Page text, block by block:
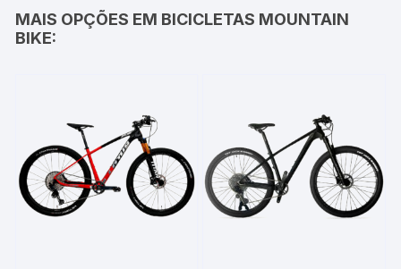
MAIS OPÇÕES EM BICICLETAS MOUNTAIN
BIKE: